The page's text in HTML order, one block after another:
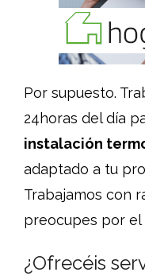
Por supuesto.
24horas del día
instalación
adaptado a tu
Trabajamos con
preocupes por el
¿Ofrecéis